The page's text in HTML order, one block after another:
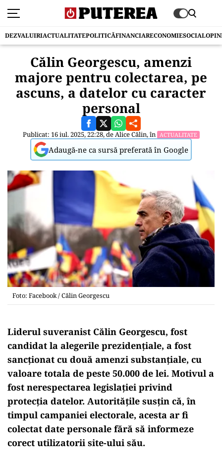
DEZVALUIRIACTUALITATEPOLITICĂFINANCIARECONOMIESOCIAL
Călin Georgescu, amenzi
majore pentru colectarea, pe
ascuns, a datelor cu caracter
personal
Publicat: 16 iul. 2025, 22:28, deAlice Călin, în ACTUALITATE
Adaugă-ne ca sursă preferată în Google
Foto: Facebook / Călin Georgescu
Liderul suveranist Călin Georgescu, fost
candidat la alegerile prezidențiale, a fost
sancționat cu două amenzi substanțiale, cu
valoare totala de peste 50.000 de lei. Motivul a
fost nerespectarea legislației privind
protecția datelor. Autoritățile susțin că, în
timpul campaniei electorale, acesta ar fi
colectat date personale fără să informeze
corect utilizatorii site-ului său.